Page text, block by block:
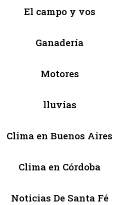
El campo y vos
Ganadería
Motores
lluvias
Clima en Buenos Aires
Clima en Córdoba
Noticias De Santa Fé